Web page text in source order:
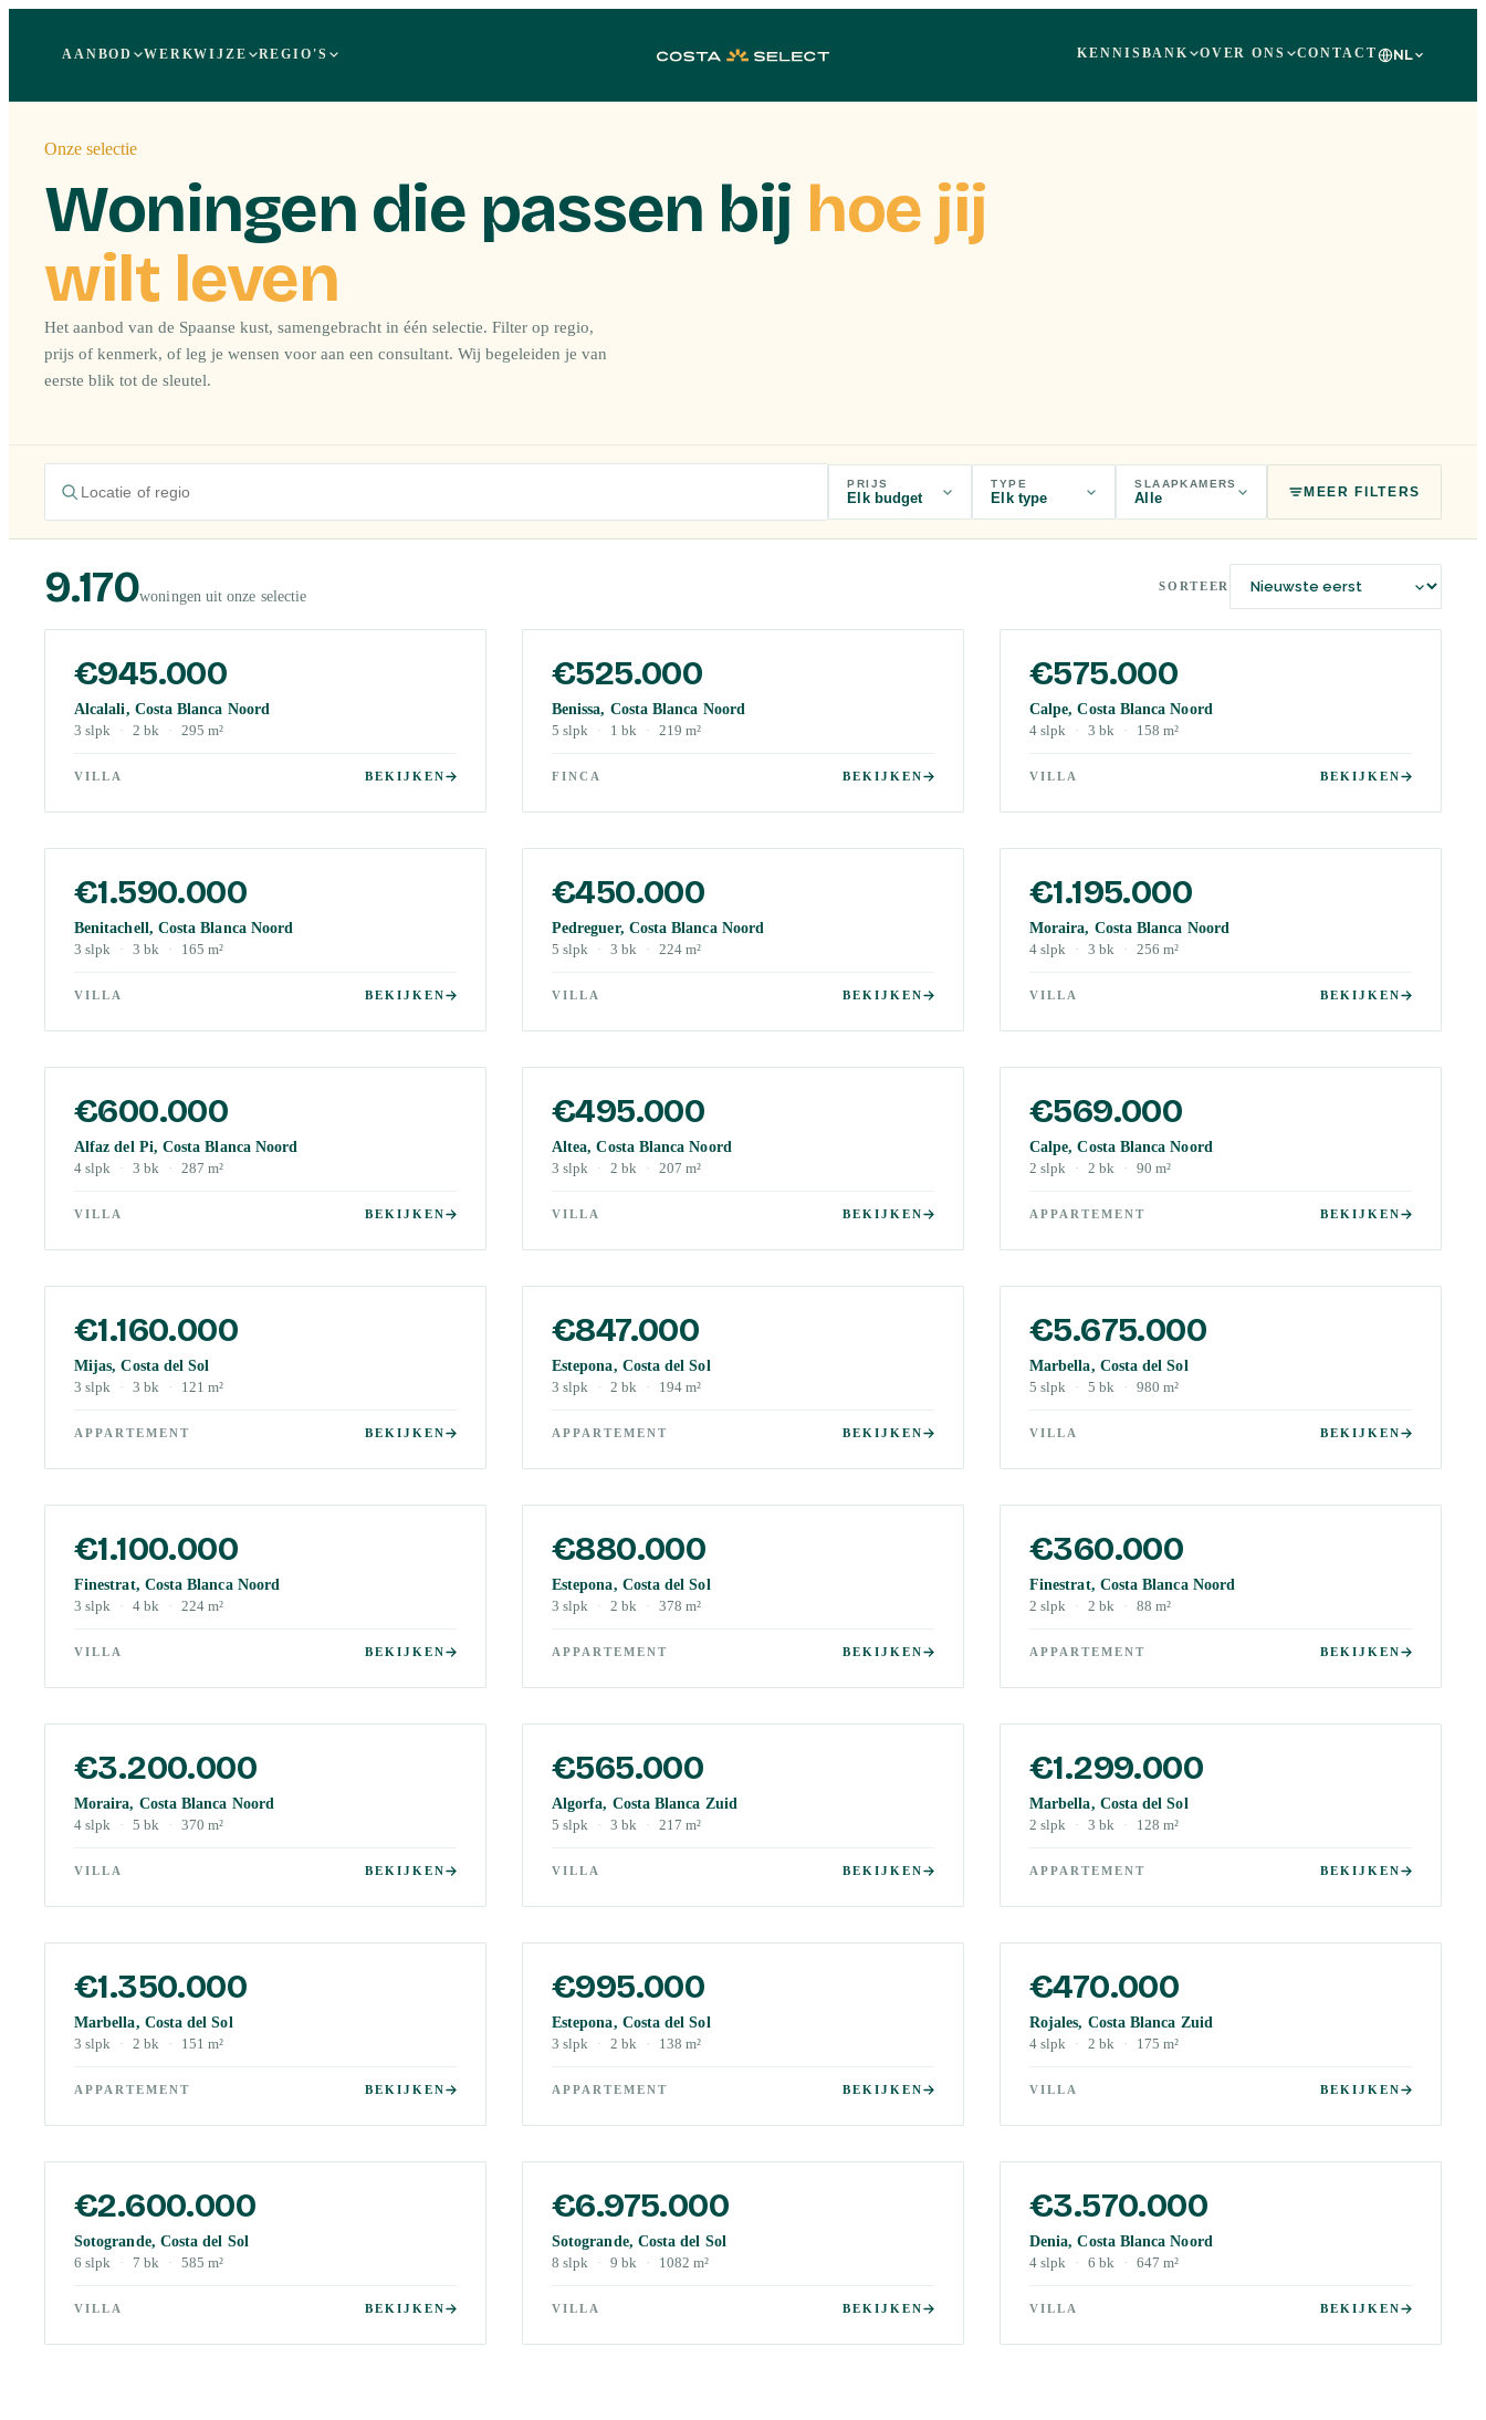
AANBOD WERKWIJZE REGIO'S KENNISBANK OVER ONS CONTACT NL
Onze selectie
Woningen die passen bij hoe jij
wilt leven
Het aanbod van de Spaanse kust, samengebracht in één selectie. Filter op regio,
prijs of kenmerk, of leg je wensen voor aan een consultant. Wij begeleiden je van
eerste blik tot de sleutel.
PRIJS
Elk budget
TYPE
Elk type
SLAAPKAMERS
Alle MEER FILTERS
9.170woningen uit onze selectie
SORTEER
€945.000
Alcalali, Costa Blanca Noord
3 slpk · 2 bk · 295 m²
VILLA BEKIJKEN
€525.000
Benissa, Costa Blanca Noord
5 slpk · 1 bk · 219 m²
FINCA BEKIJKEN
€575.000
Calpe, Costa Blanca Noord
4 slpk · 3 bk · 158 m²
VILLA BEKIJKEN
€1.590.000
Benitachell, Costa Blanca Noord
3 slpk · 3 bk · 165 m²
VILLA BEKIJKEN
€450.000
Pedreguer, Costa Blanca Noord
5 slpk · 3 bk · 224 m²
VILLA BEKIJKEN
€1.195.000
Moraira, Costa Blanca Noord
4 slpk · 3 bk · 256 m²
VILLA BEKIJKEN
€600.000
Alfaz del Pi, Costa Blanca Noord
4 slpk · 3 bk · 287 m²
VILLA BEKIJKEN
€495.000
Altea, Costa Blanca Noord
3 slpk · 2 bk · 207 m²
VILLA BEKIJKEN
€569.000
Calpe, Costa Blanca Noord
2 slpk · 2 bk · 90 m²
APPARTEMENT BEKIJKEN
€1.160.000
Mijas, Costa del Sol
3 slpk · 3 bk · 121 m²
APPARTEMENT BEKIJKEN
€847.000
Estepona, Costa del Sol
3 slpk · 2 bk · 194 m²
APPARTEMENT BEKIJKEN
€5.675.000
Marbella, Costa del Sol
5 slpk · 5 bk · 980 m²
VILLA BEKIJKEN
€1.100.000
Finestrat, Costa Blanca Noord
3 slpk · 4 bk · 224 m²
VILLA BEKIJKEN
€880.000
Estepona, Costa del Sol
3 slpk · 2 bk · 378 m²
APPARTEMENT BEKIJKEN
€360.000
Finestrat, Costa Blanca Noord
2 slpk · 2 bk · 88 m²
APPARTEMENT BEKIJKEN
€3.200.000
Moraira, Costa Blanca Noord
4 slpk · 5 bk · 370 m²
VILLA BEKIJKEN
€565.000
Algorfa, Costa Blanca Zuid
5 slpk · 3 bk · 217 m²
VILLA BEKIJKEN
€1.299.000
Marbella, Costa del Sol
2 slpk · 3 bk · 128 m²
APPARTEMENT BEKIJKEN
€1.350.000
Marbella, Costa del Sol
3 slpk · 2 bk · 151 m²
APPARTEMENT BEKIJKEN
€995.000
Estepona, Costa del Sol
3 slpk · 2 bk · 138 m²
APPARTEMENT BEKIJKEN
€470.000
Rojales, Costa Blanca Zuid
4 slpk · 2 bk · 175 m²
VILLA BEKIJKEN
€2.600.000
Sotogrande, Costa del Sol
6 slpk · 7 bk · 585 m²
VILLA BEKIJKEN
€6.975.000
Sotogrande, Costa del Sol
8 slpk · 9 bk · 1082 m²
VILLA BEKIJKEN
€3.570.000
Denia, Costa Blanca Noord
4 slpk · 6 bk · 647 m²
VILLA BEKIJKEN